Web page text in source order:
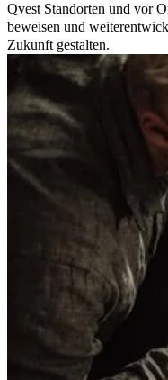
Qvest Standorten und vor
beweisen und
Zukunft gestalten.